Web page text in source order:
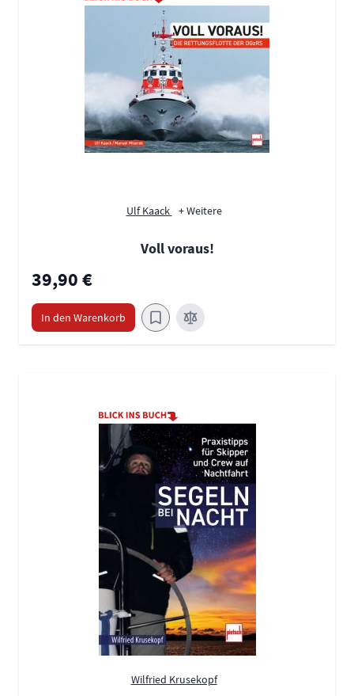
Ulf Kaack + Weitere
Voll voraus!
39,90 €
In den Warenkorb
Wilfried Krusekopf